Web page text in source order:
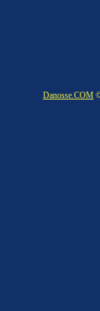
Danosse.COM